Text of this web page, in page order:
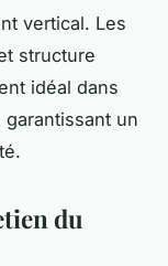
vertical. Les
structure
idéal dans
un
du